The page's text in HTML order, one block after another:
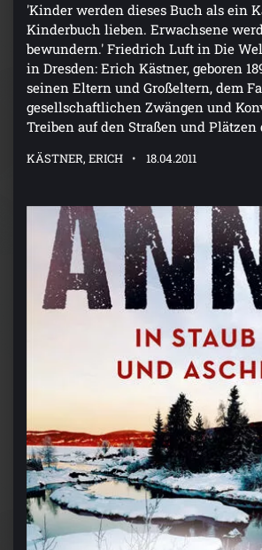
'Kinder werden dieses Buch als ein
Kinderbuch lieben. Erwachsene
bewundern.' Friedrich Luft in Die
in Dresden: Erich Kästner, geboren
seinen Eltern und Großeltern, dem
gesellschaftlichen Zwängen und
Treiben auf den Straßen und Plätzen
KÄSTNER, ERICH 18.04.2011